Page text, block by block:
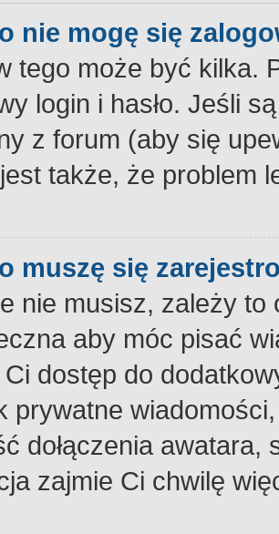
nie mogę się
tego może być kilka.
login i hasło. Jeśli
z forum (aby się
także, że problem
muszę się
nie musisz, zależy
aby móc pisać
Ci dostęp do
prywatne
dołączenia
zajmie Ci chwilę